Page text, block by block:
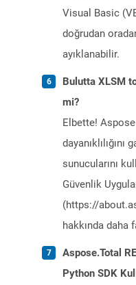
Visual Basic
doğrudan
ayıklanabilir.
Bulutta XLSM
mi?
Elbette!
sunucularını
Güvenlik
(https://
hakkında daha
Aspose.Total
Python SDK